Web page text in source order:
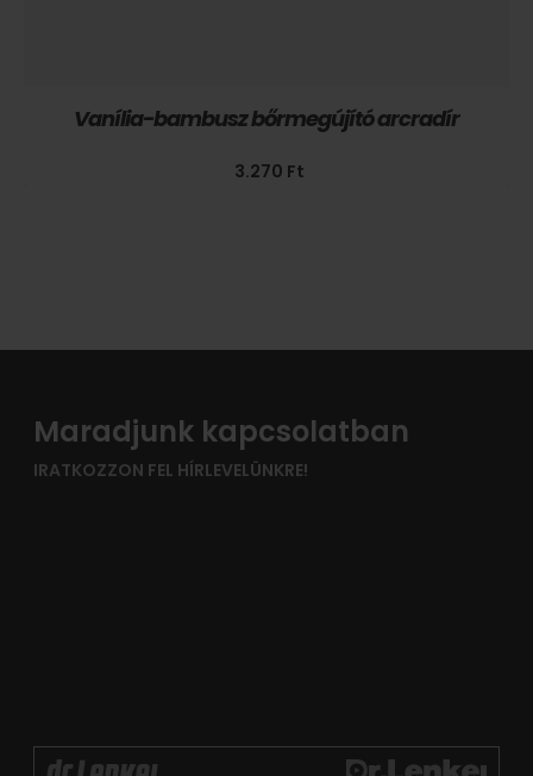
Vanília-bambusz bőrmegújító arcradír
3.270 Ft
Maradjunk kapcsolatban
IRATKOZZON FEL HÍRLEVELÜNKRE!